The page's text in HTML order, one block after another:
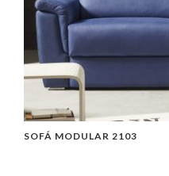
SOFÁ MODULAR 2103